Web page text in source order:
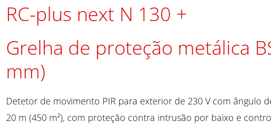
RC-plus next N 130
Grelha de proteção metálica
mm)
Detetor de movimento PIR para exterior de 230 V com ângulo
20 m (450 m²), com proteção contra intrusão por baixo e